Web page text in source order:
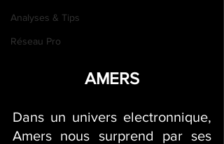
Analyses & Tips
Réseau Pro
AMERS
Dans un univers electronnique,
Amers nous surprend par ses